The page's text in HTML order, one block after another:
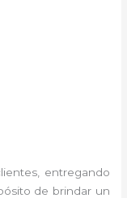
entregando
de brindar un